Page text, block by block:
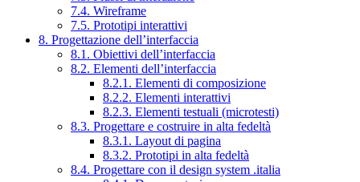
7.4. Wireframe
7.5. Prototipi interattivi
8. Progettazione dell’interfaccia
8.1. Obiettivi dell’interfaccia
8.2. Elementi dell’interfaccia
8.2.1. Elementi di composizione
8.2.2. Elementi interattivi
8.2.3. Elementi testuali (microtesti)
8.3. Progettare e costruire in alta fedeltà
8.3.1. Layout di pagina
8.3.2. Prototipi in alta fedeltà
8.4. Progettare con il design system .italia